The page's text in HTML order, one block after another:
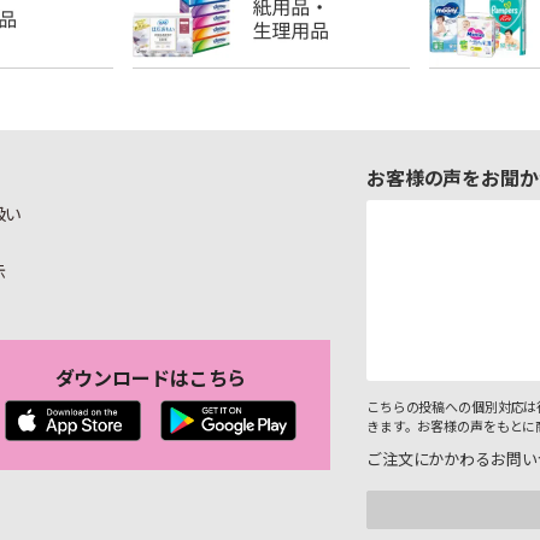
い
ダウンロードはこちら
お客様の声をお聞
こちらの投稿への個別対応
きます。お客様の声をもと
ご注文にかかわるお問